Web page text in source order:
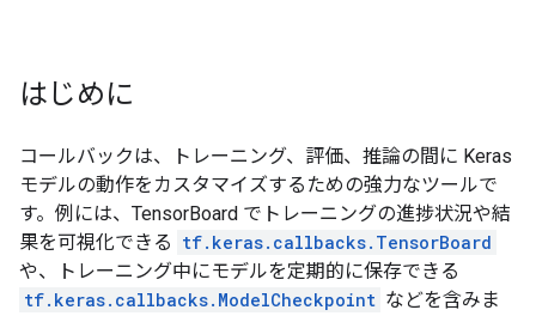
はじめに
コールバックは、トレーニング、評価、推論の間に Keras
モデルの動作をカスタマイズするための強力なツールで
す。例には、TensorBoard でトレーニングの進捗状況や結
果を可視化できる tf.keras.callbacks.TensorBoard
や、トレーニング中にモデルを定期的に保存できる
tf.keras.callbacks.ModelCheckpoint などを含みま